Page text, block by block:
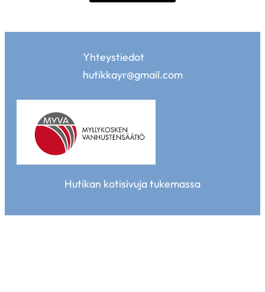
Hutikan kotisivuja tukemassa
Yhteystiedot
hutikkayr@gmail.com